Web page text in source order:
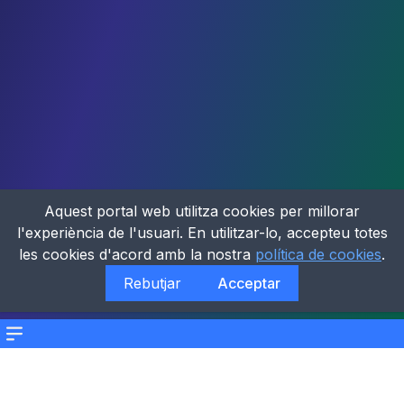
Menu
Aquest portal web utilitza cookies per millorar
l'experiència de l'usuari. En utilitzar-lo, accepteu totes
les cookies d'acord amb la nostra política de cookies.
Rebutjar
Acceptar